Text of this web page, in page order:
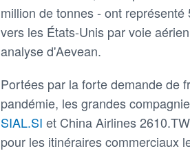
million de tonnes - ont
vers les États-Unis par voie
analyse d'Aevean.
Portées par la forte demande de
pandémie, les grandes
SIAL.SI et China Airlines
pour les itinéraires commerciaux